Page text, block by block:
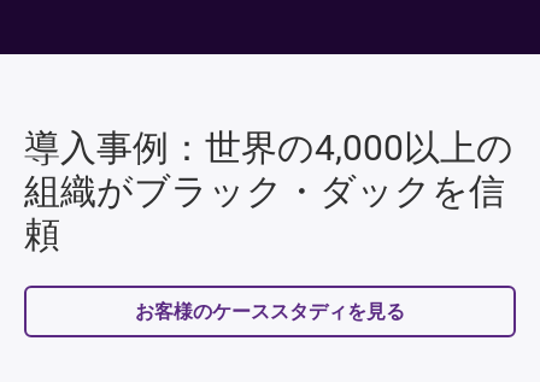
導入事例：世界の4,000以上の
組織がブラック・ダックを信
頼
お客様のケーススタディを見る